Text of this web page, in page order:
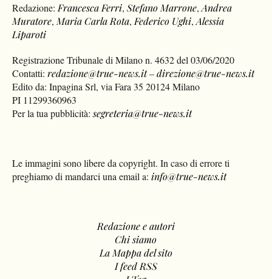
Redazione: Francesca Ferri ,Stefano Marrone ,Andrea
Muratore Maria Carla Rota Federico Ughi ,Alessia
Liparoti
Registrazione Tribunale di Milano n. 4632 del 03/06/2020
Contatti:redazione@true-news.it–direzione@true-news.it
Edito da: Inpagina Srl, via Fara 35 20124 Milano
PI 11299360963
Per la tua pubblicità: segreteria@true-news.it
Le immagini sono libere da copyright. In caso di errore ti
preghiamo di mandarci una email a: info@true-news.it
Redazione e autori
Chi siamo
La Mappa del sito
I feed RSS